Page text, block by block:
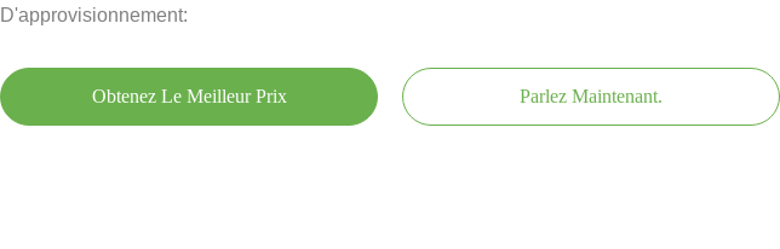
D'approvisionnement:
Obtenez Le Meilleur Prix Parlez Maintenant.